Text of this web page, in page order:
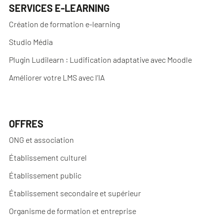
SERVICES E-LEARNING
Création de formation e-learning
Studio Média
Plugin Ludilearn : Ludification adaptative avec Moodle
Améliorer votre LMS avec l’IA
OFFRES
ONG et association
Établissement culturel
Établissement public
Établissement secondaire et supérieur
Organisme de formation et entreprise